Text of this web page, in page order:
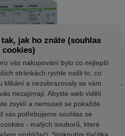
jak ho znáte (souhlas
cookies)
vás nakupování bylo co nejlepší
stránkách rychle našli to, co
klikání a nezobrazovaly se vám
nezajímají. Abyste web viděli
zvyklí a nemuseli se pokaždé
vás potřebujeme souhlas se
- malých souborů, které
prohlížeči. Stisknutím tlačítka